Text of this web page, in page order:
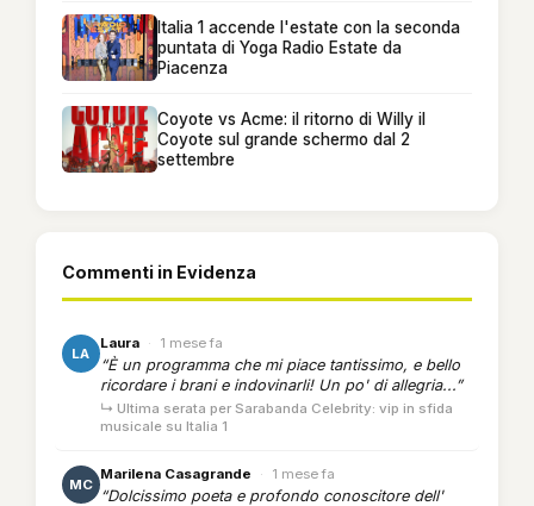
Italia 1 accende l'estate con la seconda
puntata di Yoga Radio Estate da
Piacenza
Coyote vs Acme: il ritorno di Willy il
Coyote sul grande schermo dal 2
settembre
Commenti in Evidenza
LA
Laura · 1 mese fa
“È un programma che mi piace tantissimo, e bello
ricordare i brani e indovinarli! Un po' di allegria...”
↳ Ultima serata per Sarabanda Celebrity: vip in sfida
musicale su Italia 1
MC
Marilena Casagrande · 1 mese fa
“Dolcissimo poeta e profondo conoscitore dell'